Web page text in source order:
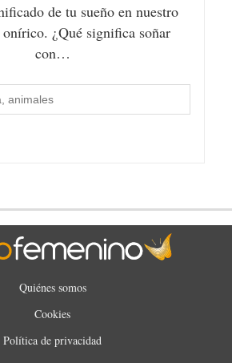
de tu sueño en nuestro
¿Qué significa soñar
con…
Quiénes somos
Cookies
Política de privacidad